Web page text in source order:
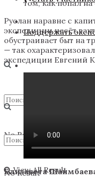
No Result
View All Result
Поддержать
No Result
том, как попал на
Руслан наравне с
экспедиции несёт
обустраивает быт на
— так
экспедиции Евгений
Елизавета